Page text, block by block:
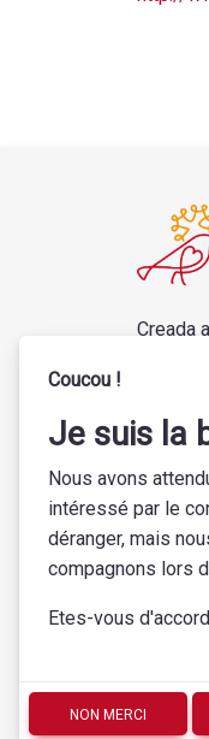
Creada
e gratuïta.
Coucou !
Je suis la
Nous avons
intéressé par le
déranger, mais
compagnons lors
Etes-vous
NON MERCI